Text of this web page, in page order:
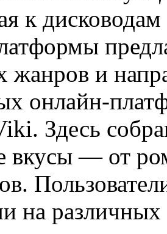
к
жанров и
онлайн-
Здесь
вкусы — от
на